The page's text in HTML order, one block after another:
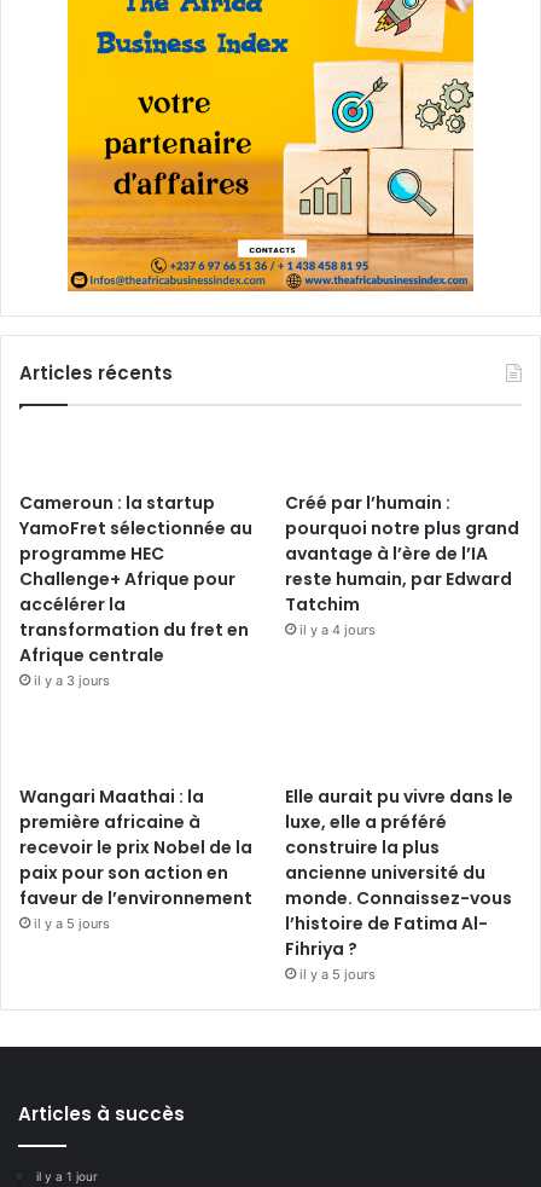
Articles récents
Cameroun : la startup
YamoFret sélectionnée au
programme HEC
Challenge+ Afrique pour
accélérer la
transformation du fret en
Afrique centrale
il y a 3 jours
Créé par l’humain :
pourquoi notre plus grand
avantage à l’ère de l’IA
reste humain, par Edward
Tatchim
il y a 4 jours
Wangari Maathai : la
première africaine à
recevoir le prix Nobel de la
paix pour son action en
faveur de l’environnement
il y a 5 jours
Elle aurait pu vivre dans le
luxe, elle a préféré
construire la plus
ancienne université du
monde. Connaissez-vous
l’histoire de Fatima Al-
Fihriya ?
il y a 5 jours
Articles à succès
il y a 1 jour